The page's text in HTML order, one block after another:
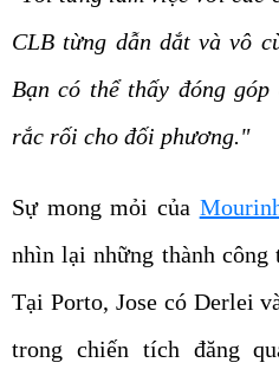
CLB từng dẫn dắt và vô
Bạn có thể thấy đóng
rắc rối cho đối phương."
Sự mong mỏi của
nhìn lại những thành công
Tại Porto, Jose có Derlei
trong chiến tích đăng